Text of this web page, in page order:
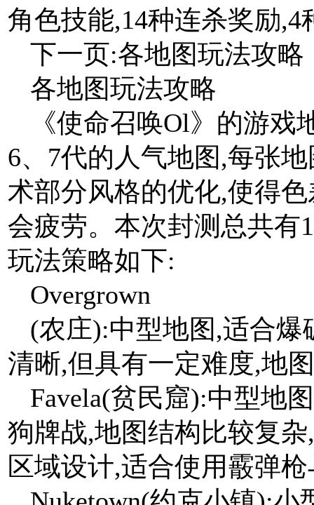
角色技能,14种连杀奖励,4
下一页:各地图玩法攻略
各地图玩法攻略
《使命召唤Ol》的游
6、7代的人气地图,每张
术部分风格的优化,使得
会疲劳。本次封测总共有
玩法策略如下:
Overgrown
(农庄):中型地图,适合
清晰,但具有一定难度,地
Favela(贫民窟):中型地
狗牌战,地图结构比较复
区域设计,适合使用霰弹